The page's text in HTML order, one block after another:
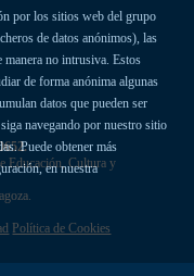
por los sitios web del grupo
de datos anónimos), las
manera no intrusiva. Estos
de forma anónima algunas
datos que pueden ser
navegando por nuestro sitio
Puede obtener más
en nuestra
Educación, Cultura y
Política de Cookies